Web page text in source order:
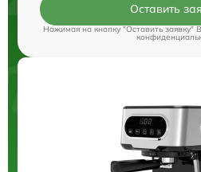
Оставить
Нажимая на кнопку "Оставить заявку"